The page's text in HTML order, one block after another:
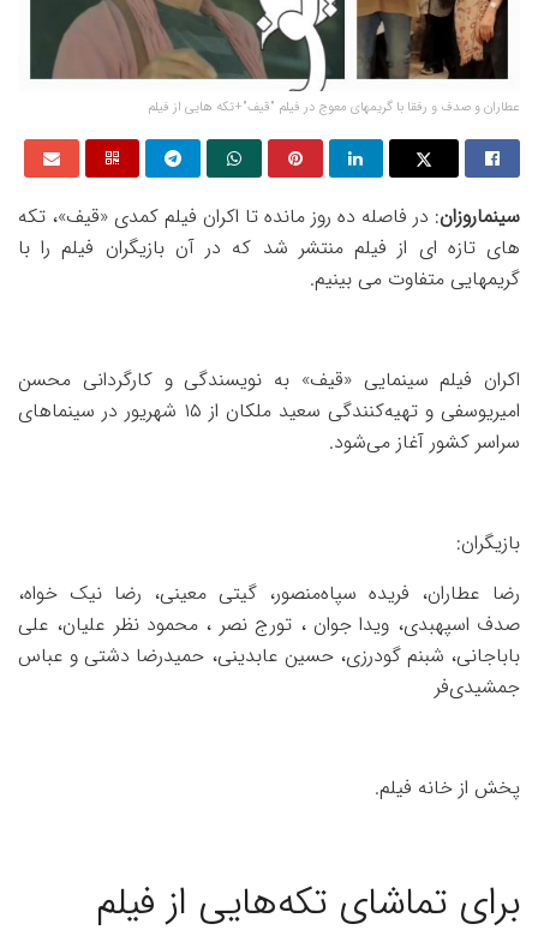
عطاران و صدف و رفقا با گریمهای معوج در فیلم "قیف"+تکه هایی از فیلم
سینماروزان: در فاصله ده روز مانده تا اکران فیلم کمدی «قیف»، تکه
های تازه ای از فیلم منتشر شد که در آن بازیگران فیلم را با
گریمهایی متفاوت می بینیم.
اکران فیلم سینمایی «قیف» به نویسندگی و کارگردانی محسن
امیریوسفی و تهیه‌کنندگی سعید ملکان از ۱۵ شهریور در سینماهای
سراسر کشور آغاز می‌شود.
بازیگران:
رضا عطاران، فریده سپاه‌منصور، گیتی معینی، رضا نیک خواه،
صدف اسپهبدی، ویدا جوان ، تورج نصر ، محمود نظر علیان، علی
باباجانی، شبنم گودرزی، حسین عابدینی، حمیدرضا دشتی و عباس
جمشیدی‌فر
پخش از خانه فیلم.
برای تماشای تکه‌هایی از فیلم